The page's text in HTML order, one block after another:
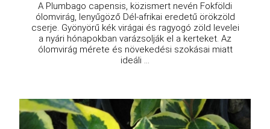
A Plumbago capensis, közismert nevén Fokföldi
ólomvirág, lenyűgöző Dél-afrikai eredetű örökzöld
cserje. Gyönyörű kék virágai és ragyogó zöld levelei
a nyári hónapokban varázsolják el a kerteket. Az
ólomvirág mérete és növekedési szokásai miatt
ideáli ...